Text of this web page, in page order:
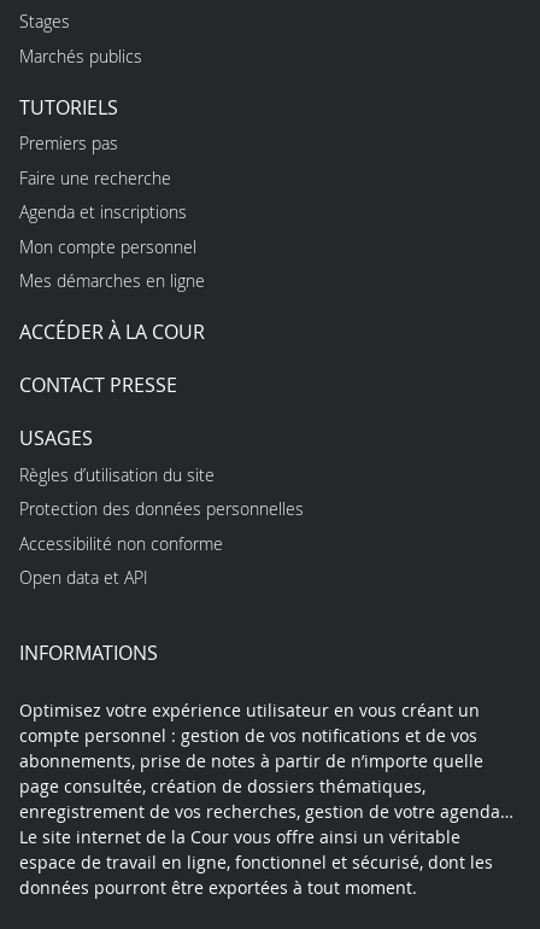
Stages
Marchés publics
TUTORIELS
Premiers pas
Faire une recherche
Agenda et inscriptions
Mon compte personnel
Mes démarches en ligne
ACCÉDER À LA COUR
CONTACT PRESSE
USAGES
Règles d’utilisation du site
Protection des données personnelles
Accessibilité non conforme
Open data et API
INFORMATIONS
Optimisez votre expérience utilisateur en vous créant un
compte personnel : gestion de vos notifications et de vos
abonnements, prise de notes à partir de n’importe quelle
page consultée, création de dossiers thématiques,
enregistrement de vos recherches, gestion de votre agenda…
Le site internet de la Cour vous offre ainsi un véritable
espace de travail en ligne, fonctionnel et sécurisé, dont les
données pourront être exportées à tout moment.